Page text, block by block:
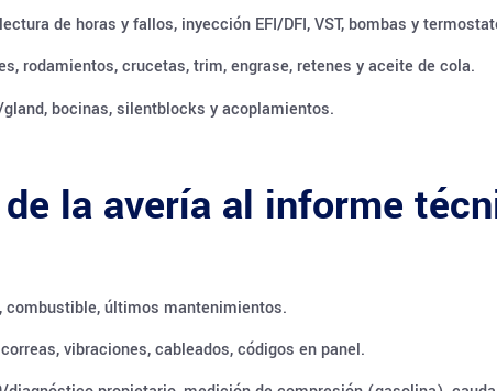
de horas y fallos, inyección EFI/DFI, VST, bombas y
rodamientos, crucetas, trim, engrase, retenes y aceite de cola.
bocinas, silentblocks y acoplamientos.
la avería al informe
combustible, últimos mantenimientos.
vibraciones, cableados, códigos en panel.